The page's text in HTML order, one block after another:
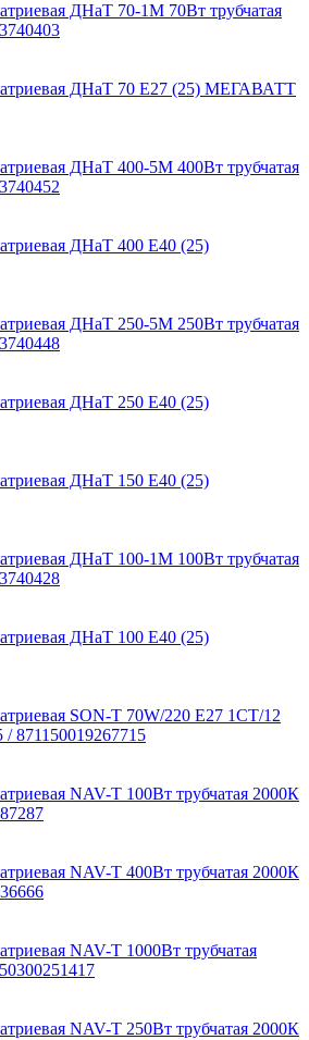
ДНаТ 70-1М 70Вт трубчатая
ДНаТ 70 E27 (25) МЕГАВАТТ
ДНаТ 400-5М 400Вт трубчатая
ДНаТ 400 E40 (25)
ДНаТ 250-5М 250Вт трубчатая
ДНаТ 250 E40 (25)
ДНаТ 150 E40 (25)
ДНаТ 100-1М 100Вт трубчатая
ДНаТ 100 E40 (25)
SON-T 70W/220 E27 1CT/12
871150019267715
NAV-T 100Вт трубчатая 2000К
NAV-T 400Вт трубчатая 2000К
NAV-T 1000Вт трубчатая
NAV-T 250Вт трубчатая 2000К